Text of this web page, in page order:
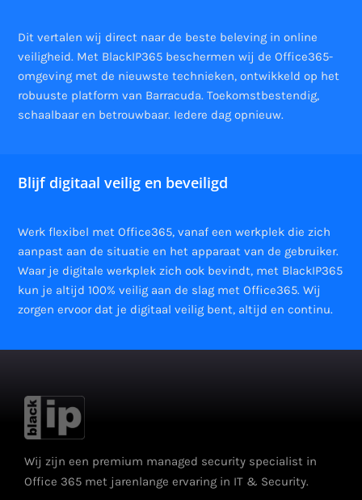
Dit vertalen wij direct naar de beste beleving in online
veiligheid. Met BlackIP365 beschermen wij de Office365-
omgeving met de nieuwste technieken, ontwikkeld op het
robuuste platform van Barracuda. Toekomstbestendig,
schaalbaar en betrouwbaar. Iedere dag opnieuw.
Blijf digitaal veilig en beveiligd
Werk flexibel met Office365, vanaf een werkplek die zich
aanpast aan de situatie en het apparaat van de gebruiker.
Waar je digitale werkplek zich ook bevindt, met BlackIP365
kun je altijd 100% veilig aan de slag met Office365. Wij
zorgen ervoor dat je digitaal veilig bent, altijd en continu.
Wij zijn een premium managed security specialist in
Office 365 met jarenlange ervaring in IT & Security.